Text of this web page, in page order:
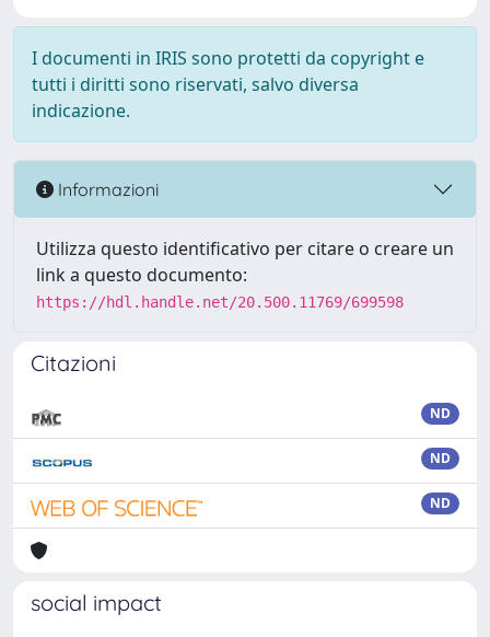
I documenti in IRIS sono protetti da copyright e
tutti i diritti sono riservati, salvo diversa
indicazione.
Informazioni
Utilizza questo identificativo per citare o creare un
link a questo documento:
https://hdl.handle.net/20.500.11769/699598
Citazioni
ND
ND
ND
social impact